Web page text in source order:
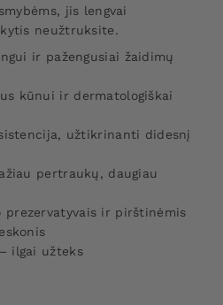
jis lengvai
neužtruksite.
ir pažengusiai žaidimų
kūnui ir dermatologiškai
užtikrinanti didesnį
pertraukų, daugiau
prezervatyvais ir pirštinėmis
ilgai užteks